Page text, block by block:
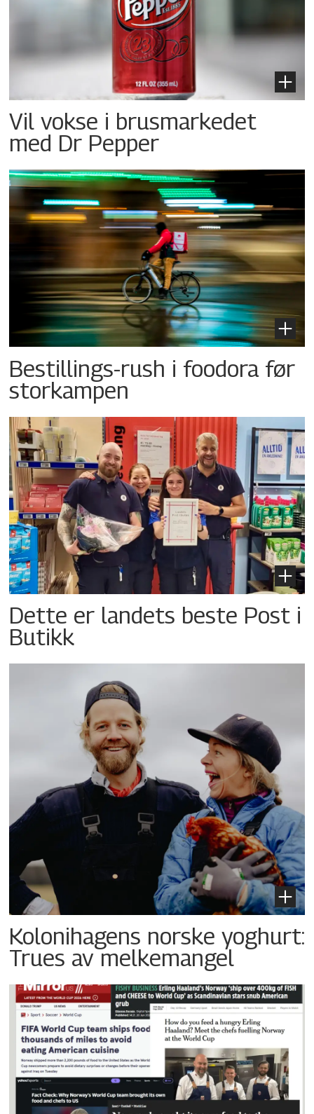
Vil vokse i brusmarkedet
med Dr Pepper
Bestillings-rush i foodora før
storkampen
Dette er landets beste Post i
Butikk
Kolonihagens norske yoghurt:
Trues av melkemangel